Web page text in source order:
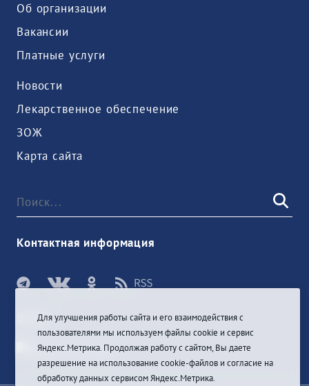
Об организации
Вакансии
Платные услуги
Новости
Лекарственное обеспечение
ЗОЖ
Карта сайта
Контактная информация
ВойтиДля улучшения работы сайта и его взаимодействия с
пользователями мы используем файлы cookie и сервис
Яндекс.Метрика. Продолжая работу с сайтом, Вы даете
разрешение на использование cookie-файлов и согласие на
обработку данных сервисом Яндекс.Метрика.